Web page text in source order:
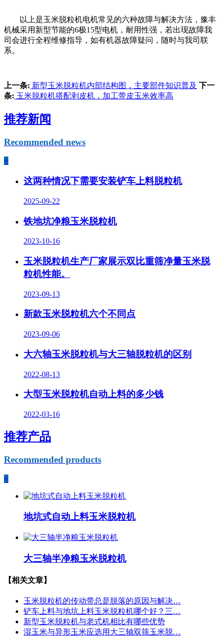
以上是玉米脱粒机电机常见的六种故障与解决方法，豫丰
机械采用新型节能的6极15型电机，耐用性强，若出现故障我
司会进行全程维修指导，如有机器故障疑问，随时与我司联
系。
上一条: 新型玉米脱粒机内部结构图，主要部件知识普及 下一
条: 玉米脱粒机搭配剥皮机，加工带皮玉米效率高
推荐新闻
Recommended news
+
这两种情况下需要安装铲车上料脱粒机
2025-09-22
铁地坑净粮玉米脱粒机
2023-10-16
玉米脱粒机生产厂家展示双比重筛净量玉米脱
粒机性能。
2023-09-13
新款玉米脱粒机六个不同点
2023-09-06
大六轴玉米脱粒机与大三轴脱粒机的区别
2022-08-13
大型玉米脱粒机自动上料的多少钱
2022-03-16
推荐产品
Recommended products
+
地坑式自动上料玉米脱粒机
大三轴半净粮玉米脱粒机
【相关文章】
玉米脱粒机的传动带总是脱落的原因与解决…
铲车上料与地坑上料玉米脱粒机哪个好？三…
新型玉米脱粒机与老式机相比有哪些优势
湿玉米与异形玉米应选用大三轴双筛玉米脱…